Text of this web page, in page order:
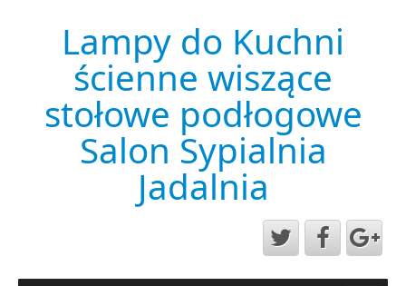
Lampy do Kuchni
ścienne wiszące
stołowe podłogowe
Salon Sypialnia
Jadalnia